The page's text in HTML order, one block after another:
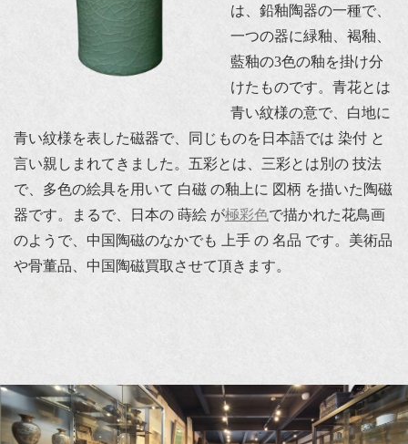
は、鉛釉陶器の一種で、
一つの器に緑釉、褐釉、
藍釉の3色の釉を掛け分
けたものです。青花とは
青い紋様の意で、白地に
青い紋様を表した磁器で、同じものを日本語では 染付 と
言い親しまれてきました。五彩とは、三彩とは別の 技法
で、多色の絵具を用いて 白磁 の釉上に 図柄 を描いた陶磁
器です。まるで、日本の 蒔絵 が極彩色で描かれた花鳥画
のようで、中国陶磁のなかでも 上手 の 名品 です。美術品
や骨董品、中国陶磁買取させて頂きます。